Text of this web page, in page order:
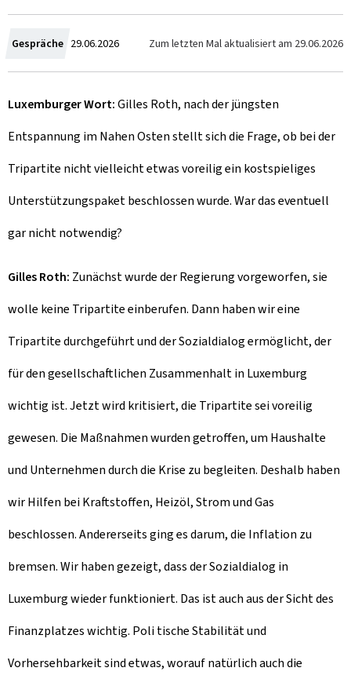
Gespräche C
r
é
e
l
e
29.06.2026 Zum letzten Mal aktualisiert am 29.06.2026
Luxemburger Wort:Gilles Roth, nach der jüngsten
Entspannung im Nahen Osten stellt sich die Frage, ob bei der
Tripartite nicht vielleicht etwas voreilig ein kostspieliges
Unterstützungspaket beschlossen wurde. War das eventuell
gar nicht notwendig?
Gilles Roth: Zunächst wurde der Regierung vorgeworfen, sie
wolle keine Tripartite einberufen. Dann haben wir eine
Tripartite durchgeführt und der Sozialdialog ermöglicht, der
für den gesellschaftlichen Zusammenhalt in Luxemburg
wichtig ist. Jetzt wird kritisiert, die Tripartite sei voreilig
gewesen. Die Maßnahmen wurden getroffen, um Haushalte
und Unternehmen durch die Krise zu begleiten. Deshalb haben
wir Hilfen bei Kraftstoffen, Heizöl, Strom und Gas
beschlossen. Andererseits ging es darum, die Inflation zu
bremsen. Wir haben gezeigt, dass der Sozialdialog in
Luxemburg wieder funktioniert. Das ist auch aus der Sicht des
Finanzplatzes wichtig. Poli tische Stabilität und
Vorhersehbarkeit sind etwas, worauf natürlich auch die